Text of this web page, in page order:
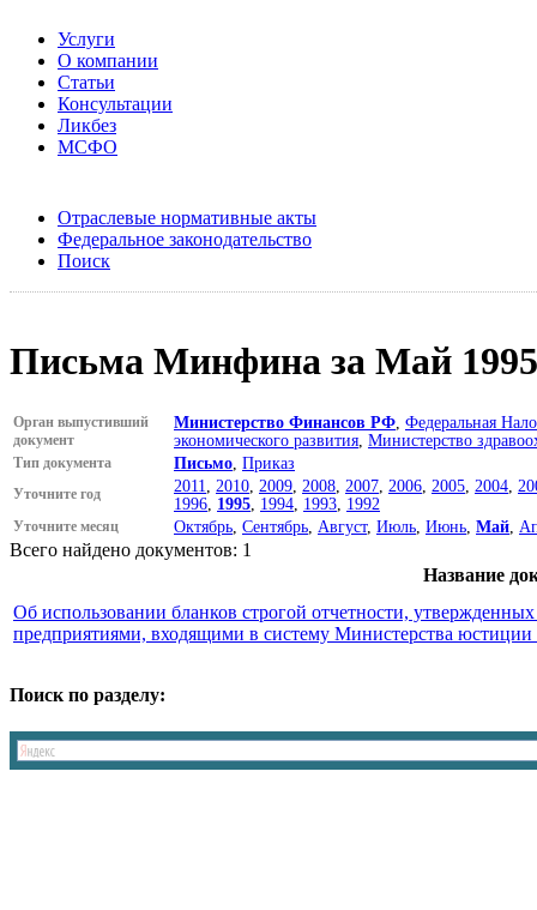
Услуги
О компании
Статьи
Консультации
Ликбез
МСФО
Отраслевые нормативные акты
Федеральное законодательство
Поиск
Письма Минфина за Май
Орган выпустивший
документ
Министерство Финансов РФ Федеральная
экономического развития Министерство
Тип документа Письмо Приказ
Уточните год 2011 2010 2009 2008 2007 2006 2005 2004
1996 1995 1994 1993 1992
Уточните месяц Октябрь Сентябрь Август, Июль Июнь Май
Всего найдено документов: 1
Название
Об использовании бланков строгой отчетности,
предприятиями, входящими в систему Министерства
Поиск по разделу: